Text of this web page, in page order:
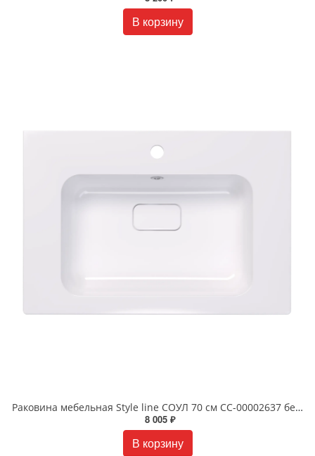
В корзину
Раковина мебельная Style line СОУЛ 70 см СС-00002637 белая
8 005 ₽
В корзину